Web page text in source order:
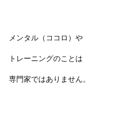
メンタル（ココロ）や
トレーニングのことは
専門家ではありません。